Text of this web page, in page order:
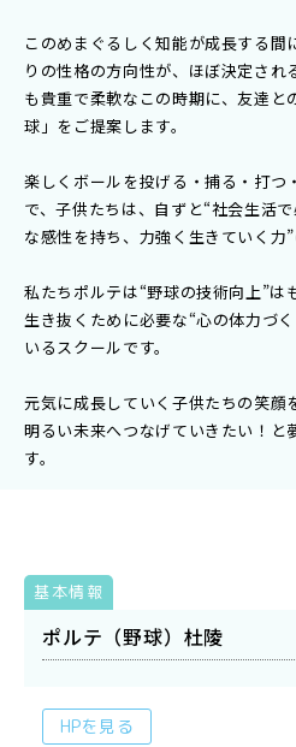
このめまぐるしく知能が成長する間
りの性格の方向性が、ほぼ決定され
も貴重で柔軟なこの時期に、友達と
球」をご提案します。
楽しくボールを投げる・捕る・打つ
で、子供たちは、自ずと“社会生活
な感性を持ち、力強く生きていく力”
私たちポルテは“野球の技術向上”は
生き抜くために必要な“心の体力づ
いるスクールです。
元気に成長していく子供たちの笑顔
明るい未来へつなげていきたい！と
す。
基本情報
ポルテ（野球）杜陵
HPを見る